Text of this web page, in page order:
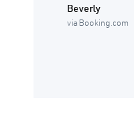
Beverly
via Booking.com